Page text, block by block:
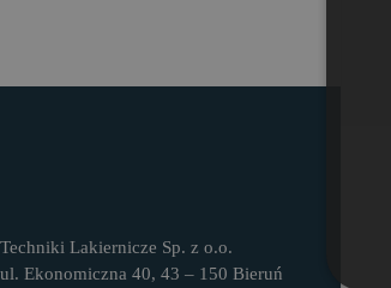
Techniki Lakiernicze Sp. z o.o.
ul. Ekonomiczna 40, 43 – 150 Bieruń